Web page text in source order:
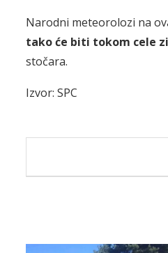
Narodni meteorolozi na
tako će biti tokom cele
stočara.
Izvor: SPC